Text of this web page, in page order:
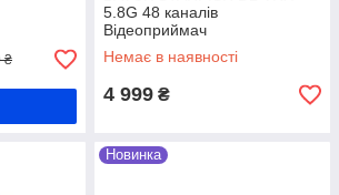
₴
5.8G 48 каналів
Відеоприймач
Немає в наявності
4 999 ₴
Новинка